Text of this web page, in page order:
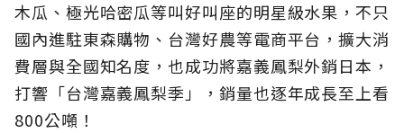
木瓜、極光哈密瓜等叫好叫座的明星級水果，不只
國內進駐東森購物、台灣好農等電商平台，擴大消
費層與全國知名度，也成功將嘉義鳳梨外銷日本，
打響「台灣嘉義鳳梨季」，銷量也逐年成長至上看
800公噸！